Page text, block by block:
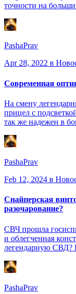
точности на
PashaPrav
Apr 28, 2022 в
Современная
На смену
прицел с
так же надежен в
PashaPrav
Feb 12, 2024 в
Снайперская
разочарование?
СВЧ прошла
и облегченная
легендарную СВД?
PashaPrav